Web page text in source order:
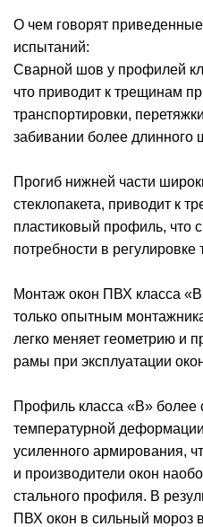
О чем говорят
испытаний:
Сварной шов у профилей
что приводит к трещинам
транспортировки,
забивании более длинного
Прогиб нижней части
стеклопакета, приводит к
пластиковый профиль, что
потребности в регулировке
Монтаж окон ПВХ класса
только опытным
легко меняет геометрию и
рамы при эксплуатации
Профиль класса «В» более
температурной
усиленного армирования,
и производители окон
стального профиля. В
ПВХ окон в сильный мороз